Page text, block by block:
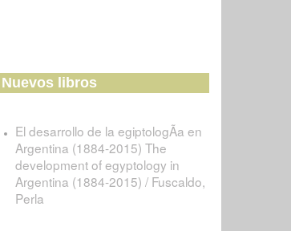
Nuevos libros
El desarrollo de la egiptologÃ­a en
Argentina (1884-2015) The
development of egyptology in
Argentina (1884-2015) / Fuscaldo,
Perla